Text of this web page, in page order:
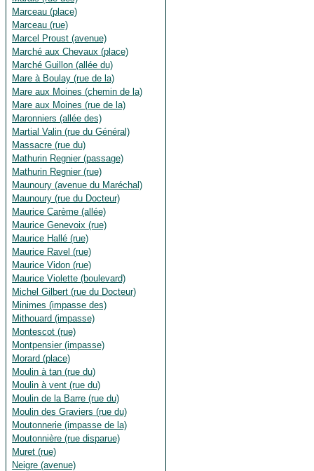
Marceau (place)
Marceau (rue)
Marcel Proust (avenue)
Marché aux Chevaux (place)
Marché Guillon (allée du)
Mare à Boulay (rue de la)
Mare aux Moines (chemin de la)
Mare aux Moines (rue de la)
Maronniers (allée des)
Martial Valin (rue du Général)
Massacre (rue du)
Mathurin Regnier (passage)
Mathurin Regnier (rue)
Maunoury (avenue du Maréchal)
Maunoury (rue du Docteur)
Maurice Carème (allée)
Maurice Genevoix (rue)
Maurice Hallé (rue)
Maurice Ravel (rue)
Maurice Vidon (rue)
Maurice Violette (boulevard)
Michel Gilbert (rue du Docteur)
Minimes (impasse des)
Mithouard (impasse)
Montescot (rue)
Montpensier (impasse)
Morard (place)
Moulin à tan (rue du)
Moulin à vent (rue du)
Moulin de la Barre (rue du)
Moulin des Graviers (rue du)
Moutonnerie (impasse de la)
Moutonnière (rue disparue)
Muret (rue)
Neigre (avenue)